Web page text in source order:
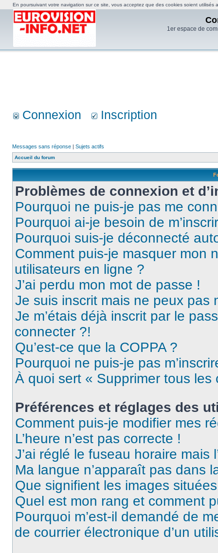
1er espace de
Connexion Inscription
Messages sans réponse | Sujets actifs
Accueil du forum
Problèmes de connexion et
Pourquoi ne puis-je pas me
Pourquoi ai-je besoin de
Pourquoi suis-je déconnecté
Comment puis-je masquer mon
utilisateurs en ligne ?
J’ai perdu mon mot de passe !
Je suis inscrit mais ne peux pas
Je m’étais déjà inscrit par le
connecter ?!
Qu’est-ce que la COPPA ?
Pourquoi ne puis-je pas
À quoi sert « Supprimer tous les
Préférences et réglages des
Comment puis-je modifier mes
L’heure n’est pas correcte !
J’ai réglé le fuseau horaire mais
Ma langue n’apparaît pas dans
Que signifient les images
Quel est mon rang et comment
Pourquoi m’est-il demandé de
de courrier électronique d’un
En poursuivant votre navigation sur ce site, vous acceptez que des cookies soient